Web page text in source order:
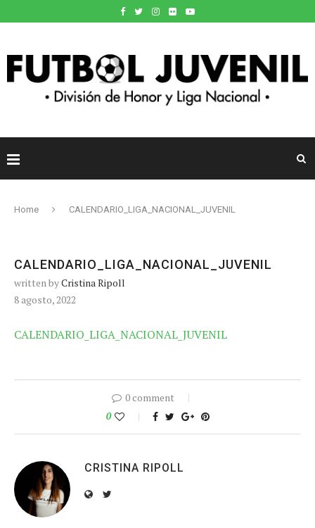
Home CALENDARIO_LIGA_NACIONAL_JUVENIL
CALENDARIO_LIGA_NACIONAL_JUVENIL
written byCristina Ripoll
8 agosto, 2022
CALENDARIO_LIGA_NACIONAL_JUVENIL
0 comment
0
CRISTINA RIPOLL